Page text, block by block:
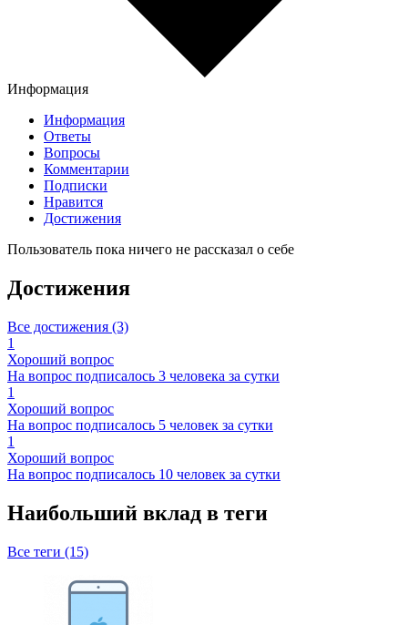
Информация
Информация
Ответы
Вопросы
Комментарии
Подписки
Нравится
Достижения
Пользователь пока ничего не рассказал о себе
Достижения
Все достижения (3)
1
Хороший вопрос
На вопрос подписалось 3 человека за сутки
1
Хороший вопрос
На вопрос подписалось 5 человек за сутки
1
Хороший вопрос
На вопрос подписалось 10 человек за сутки
Наибольший вклад в теги
Все теги (15)